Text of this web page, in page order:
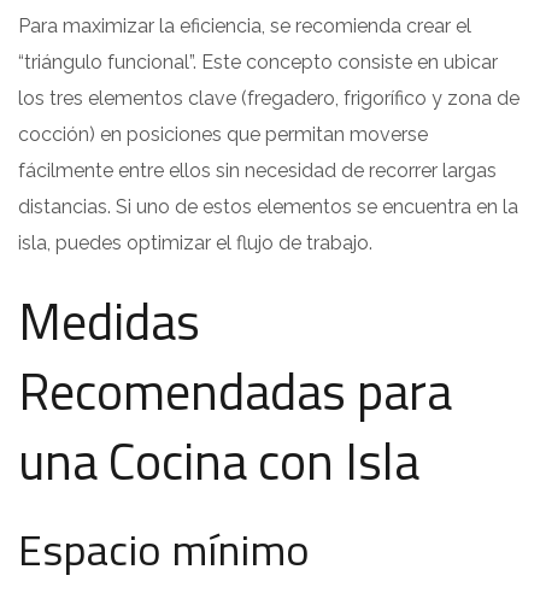
Para maximizar la eficiencia, se recomienda crear el
“triángulo funcional”. Este concepto consiste en ubicar
los tres elementos clave (fregadero, frigorífico y zona de
cocción) en posiciones que permitan moverse
fácilmente entre ellos sin necesidad de recorrer largas
distancias. Si uno de estos elementos se encuentra en la
isla, puedes optimizar el flujo de trabajo.
Medidas
Recomendadas para
una Cocina con Isla
Espacio mínimo